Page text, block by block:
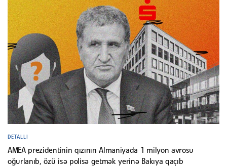
DETALLI
AMEA prezidentinin qızının Almaniyada 1 milyon avrosu
oğurlanıb, özü isə polisə getmək yerinə Bakıya qaçıb